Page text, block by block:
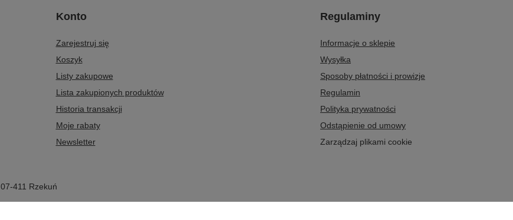
Konto
Zarejestruj się
Koszyk
Listy zakupowe
Lista zakupionych produktów
Historia transakcji
Moje rabaty
Newsletter
Regulaminy
Informacje o sklepie
Wysyłka
Sposoby płatności i prowizje
Regulamin
Polityka prywatności
Odstąpienie od umowy
Zarządzaj plikami cookie
07-411 Rzekuń